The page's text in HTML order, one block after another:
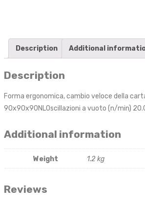
Description Additional
Description
Forma ergonomica, cambio veloce della
90x90x90NLOscillazioni a vuoto (n/min)
Additional information
Weight 1.2 kg
Reviews